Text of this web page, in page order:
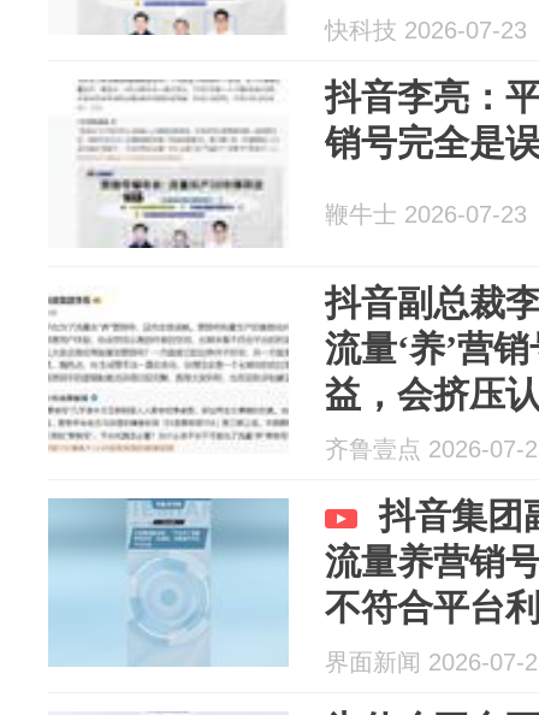
快科技 2026-07-23
抖音李亮：
销号完全是
鞭牛士 2026-07-23
抖音副总裁
流量‘养’营
益，会挤压
齐鲁壹点 2026-07-
抖音集团
流量养营销
不符合平台
界面新闻 2026-07-